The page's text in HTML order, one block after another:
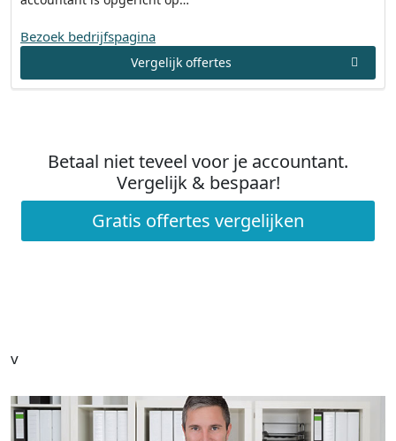
Bezoek bedrijfspagina
Vergelijk offertes
Betaal niet teveel voor je accountant.
Vergelijk & bespaar!
Gratis offertes vergelijken
v